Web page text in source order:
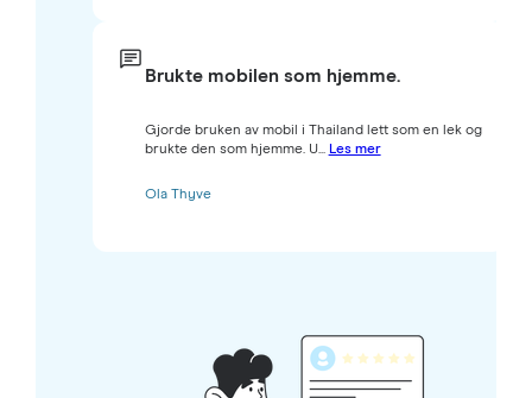
Brukte mobilen som hjemme.
Gjorde bruken av mobil i Thailand lett som en lek og
brukte den som hjemme. U... Les mer
Ola Thyve